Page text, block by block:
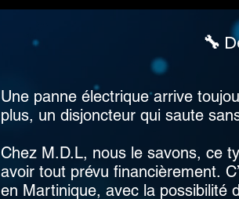
🔧
Une panne électrique arrive
plus, un disjoncteur qui saute
Chez M.D.L, nous le savons, ce
avoir tout prévu financièrement.
en Martinique, avec la possibilité